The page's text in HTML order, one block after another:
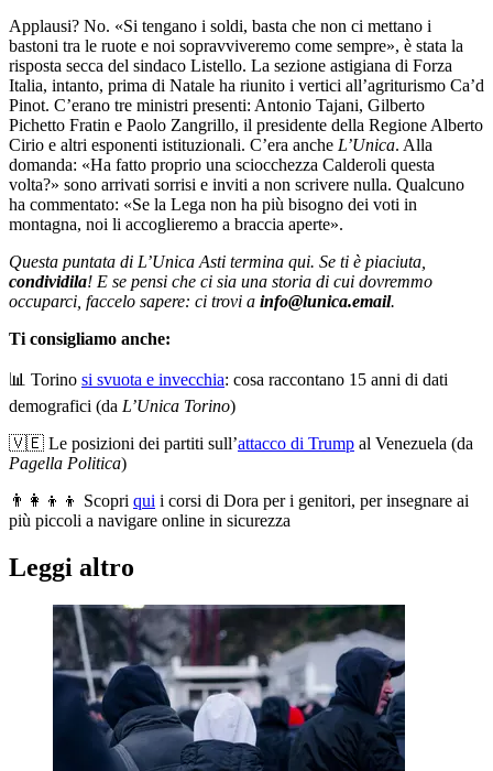
Applausi? No. «Si tengano i soldi, basta che non ci mettano i
bastoni tra le ruote e noi sopravviveremo come sempre», è stata la
risposta secca del sindaco Listello. La sezione astigiana di Forza
Italia, intanto, prima di Natale ha riunito i vertici all’agriturismo Ca’d
Pinot. C’erano tre ministri presenti: Antonio Tajani, Gilberto
Pichetto Fratin e Paolo Zangrillo, il presidente della Regione Alberto
Cirio e altri esponenti istituzionali. C’era anche L’Unica. Alla
domanda: «Ha fatto proprio una sciocchezza Calderoli questa
volta?» sono arrivati sorrisi e inviti a non scrivere nulla. Qualcuno
ha commentato: «Se la Lega non ha più bisogno dei voti in
montagna, noi li accoglieremo a braccia aperte».
Questa puntata di L’Unica Asti termina qui. Se ti è piaciuta,
condividila! E se pensi che ci sia una storia di cui dovremmo
occuparci, faccelo sapere: ci trovi a info@lunica.email.
Ti consigliamo anche:
📊 Torino si svuota e invecchia: cosa raccontano 15 anni di dati
demografici (da L’Unica Torino)
🇻🇪 Le posizioni dei partiti sull’attacco di Trump al Venezuela (da
Pagella Politica)
👨‍👩‍👦‍👦 Scopri qui i corsi di Dora per i genitori, per insegnare ai
più piccoli a navigare online in sicurezza
Leggi altro